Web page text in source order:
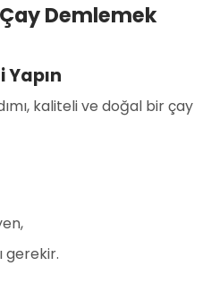
Demlemek
Yapın
kaliteli ve doğal bir çay
gerekir.